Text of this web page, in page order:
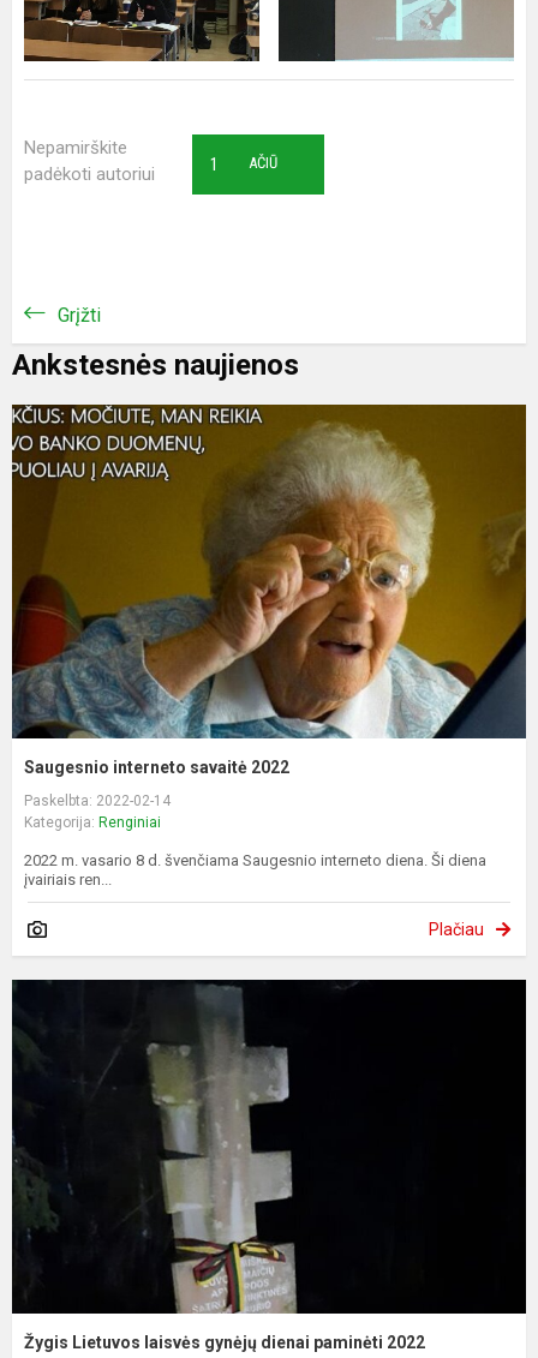
Nepamirškite
padėkoti autoriui
AČIŪ
1
Grįžti
Ankstesnės naujienos
Saugesnio interneto savaitė 2022
Paskelbta: 2022-02-14
Kategorija: Renginiai
2022 m. vasario 8 d. švenčiama Saugesnio interneto diena. Ši diena
įvairiais ren...
Plačiau
Žygis Lietuvos laisvės gynėjų dienai paminėti 2022